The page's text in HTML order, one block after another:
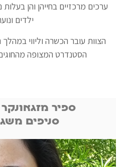
ערכים מרכזיים בחייהן והן
ילדים
הצוות עובר הכשרה וליווי
הסטנדרט המצופה
ספיר
סניפים